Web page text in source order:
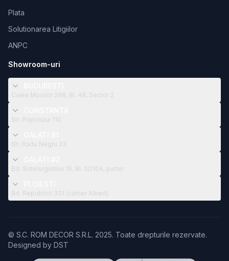
Plata
Solutionarea Litigiilor
ANPC
Showroom-uri
Calea Mosilor 298, Bl. 48, Sector 2
Str. Poporului 110
Str. Radu Negru 23
Bd. Siderurgistilor 15, Bl. SD10A, parter
Bd. Republicii 331 (cartier Albert)
© S.C. ROM DECOR S.R.L. 2025. Toate drepturile rezervate.
Designed by DST